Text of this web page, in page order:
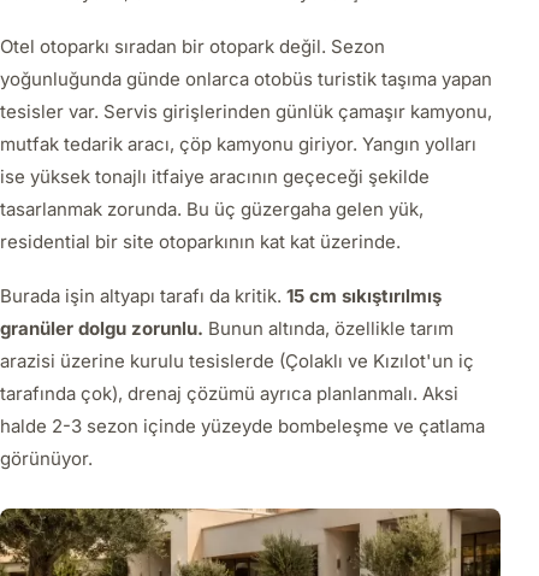
Otel otoparkı sıradan bir otopark değil. Sezon
yoğunluğunda günde onlarca otobüs turistik taşıma yapan
tesisler var. Servis girişlerinden günlük çamaşır kamyonu,
mutfak tedarik aracı, çöp kamyonu giriyor. Yangın yolları
ise yüksek tonajlı itfaiye aracının geçeceği şekilde
tasarlanmak zorunda. Bu üç güzergaha gelen yük,
residential bir site otoparkının kat kat üzerinde.
Burada işin altyapı tarafı da kritik. 15 cm sıkıştırılmış
granüler dolgu zorunlu. Bunun altında, özellikle tarım
arazisi üzerine kurulu tesislerde (Çolaklı ve Kızılot'un iç
tarafında çok), drenaj çözümü ayrıca planlanmalı. Aksi
halde 2-3 sezon içinde yüzeyde bombeleşme ve çatlama
görünüyor.